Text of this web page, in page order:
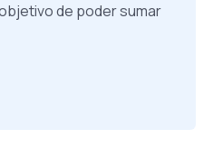
de poder sumar